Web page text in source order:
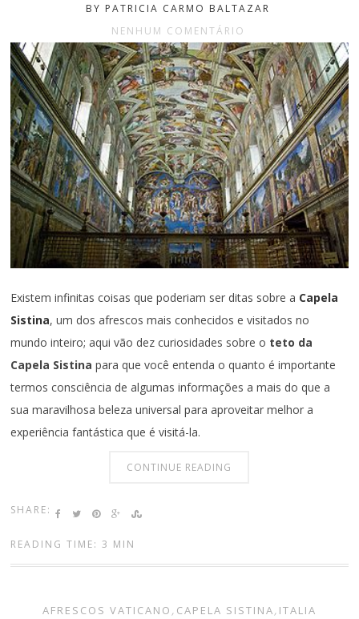
BY PATRICIA CARMO BALTAZAR
NENHUM COMENTÁRIO
Existem infinitas coisas que poderiam ser ditas sobre a Capela
Sistina, um dos afrescos mais conhecidos e visitados no
mundo inteiro; aqui vão dez curiosidades sobre o teto da
Capela Sistina para que você entenda o quanto é importante
termos consciência de algumas informações a mais do que a
sua maravilhosa beleza universal para aproveitar melhor a
experiência fantástica que é visitá-la.
CONTINUE READING
SHARE:
READING TIME: 3 MIN
AFRESCOS VATICANO , CAPELA SISTINA, ITALIA